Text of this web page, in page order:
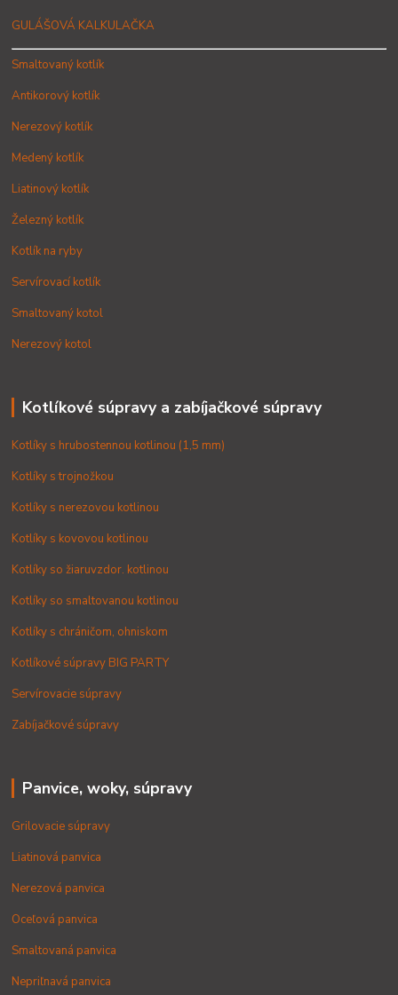
GULÁŠOVÁ KALKULAČKA
Smaltovaný kotlík
Antikorový kotlík
Nerezový kotlík
Medený kotlík
Liatinový kotlík
Železný kotlík
Kotlík na ryby
Servírovací kotlík
Smaltovaný kotol
Nerezový kotol
Kotlíkové súpravy a zabíjačkové súpravy
Kotlíky s hrubostennou kotlinou (1,5 mm)
Kotlíky s trojnožkou
Kotlíky s nerezovou kotlinou
Kotlíky s kovovou kotlinou
Kotlíky so žiaruvzdor. kotlinou
Kotlíky so smaltovanou kotlinou
Kotlíky s chráničom, ohniskom
Kotlíkové súpravy BIG PARTY
Servírovacie súpravy
Zabíjačkové súpravy
Panvice, woky, súpravy
Grilovacie súpravy
Liatinová panvica
Nerezová panvica
Oceľová panvica
Smaltovaná panvica
Nepriľnavá panvica